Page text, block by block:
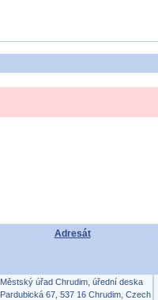
Adresát
Městský úřad Chrudim, úřední deska
Pardubická 67, 537 16 Chrudim, Czech